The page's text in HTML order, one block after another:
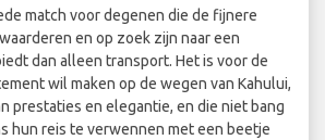
match voor degenen die de fijnere
en op zoek zijn naar een
dan alleen transport. Het is voor de
wil maken op de wegen van Kahului,
prestaties en elegantie, en die niet bang
hun reis te verwennen met een beetje